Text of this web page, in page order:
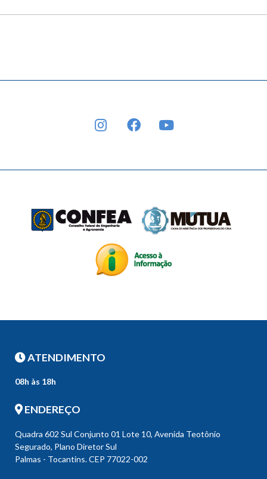
INSTAGRAMFACEBOOK
ATENDIMENTO
08h às 18h
ENDEREÇO
Quadra 602 Sul Conjunto 01 Lote 10, Avenida Teotônio
Segurado, Plano Diretor Sul
Palmas - Tocantins. CEP 77022-002